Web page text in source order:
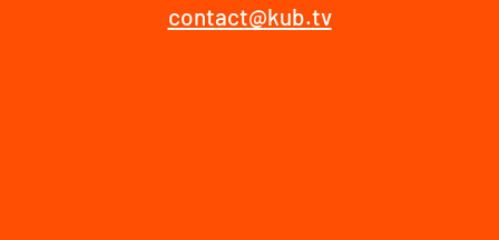
contact@kub.tv